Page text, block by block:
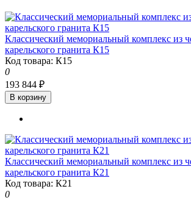
Классический мемориальный комплекс из
карельского гранита К15
Код товара: К15
0
193 844 ₽
В корзину
Классический мемориальный комплекс из
карельского гранита К21
Код товара: К21
0